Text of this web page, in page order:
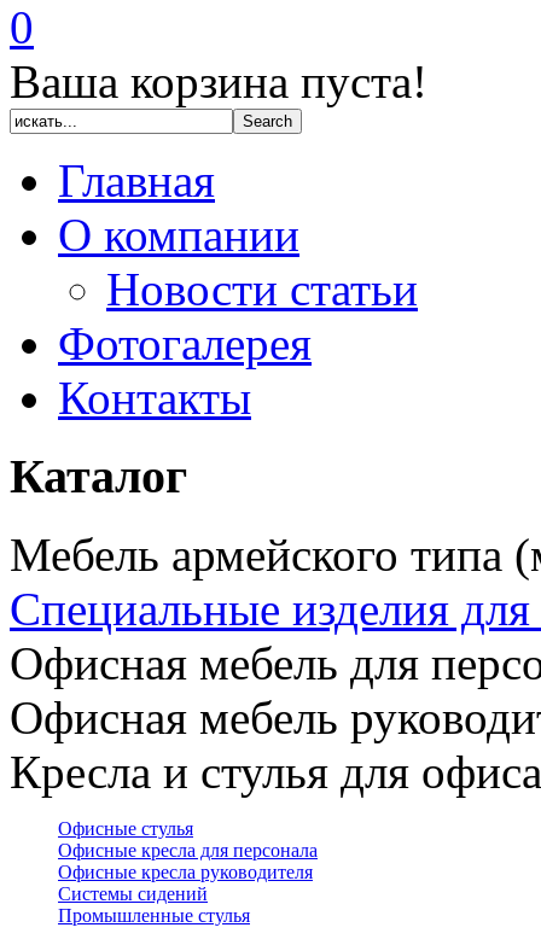
0
Ваша корзина пуста!
Главная
О компании
Новости статьи
Фотогалерея
Контакты
Каталог
Мебель армейского
Специальные изделия
Офисная мебель для
Офисная мебель
Кресла и стулья для офиса
Офисные стулья
Офисные кресла для персонала
Офисные кресла руководителя
Системы сидений
Промышленные стулья